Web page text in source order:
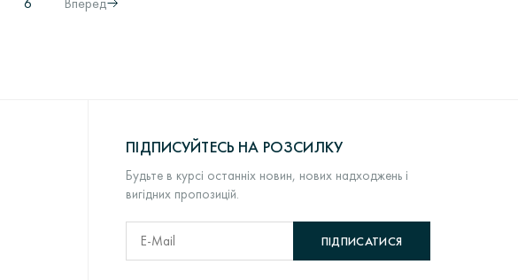
ПІДПИСУЙТЕСЬ НА РОЗСИЛКУ
Будьте в курсі останніх новин, нових надходжень і
вигідних пропозицій.
ПІДПИСАТИСЯ